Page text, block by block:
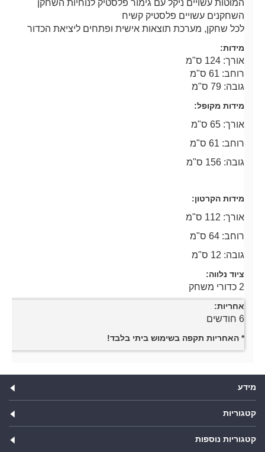
המוטות עשויים ניקל עם גימור פלסטיק לנוחיות השחקן
השחקנים עשויים פלסטיק קשיח
לכל שחקן, מערכת תוצאות אישית ופתחים ליציאת הכדור
מידות:
אורך: 124 ס"מ
רוחב: 61 ס"מ
גובה: 79 ס"מ
מידות מקופל:
אורך: 65 ס"מ
רוחב: 61 ס"מ
גובה: 156 ס"מ
מידות הקרטון:
אורך: 112 ס"מ
רוחב: 64 ס"מ
גובה: 12 ס"מ
ציוד נלווה:
2 כדורי משחק
אחריות:
6 חודשים
* האחריות תקפה בשימוש ביתי בלבד!
מידע
קטגוריות
קטגוריות נוספות